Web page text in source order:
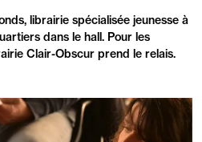
librairie spécialisée jeunesse à
dans le hall. Pour les
Clair-Obscur prend le relais.